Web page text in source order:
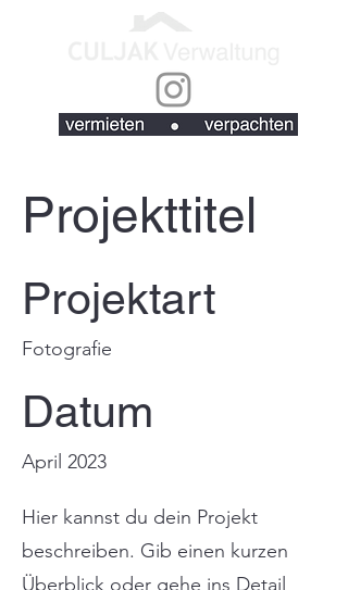
Projekttitel
Projektart
Fotografie
Datum
April 2023
Hier kannst du dein Projekt
beschreiben. Gib einen kurzen
Überblick oder gehe ins Detail